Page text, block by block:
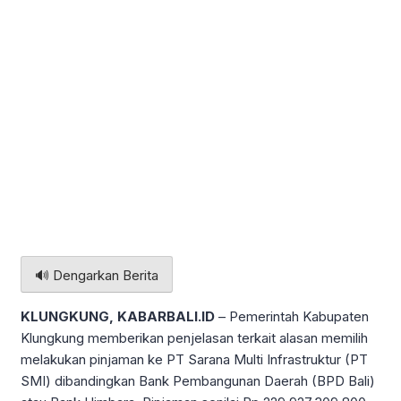
🔊 Dengarkan Berita
KLUNGKUNG, KABARBALI.ID – Pemerintah Kabupaten
Klungkung memberikan penjelasan terkait alasan memilih
melakukan pinjaman ke PT Sarana Multi Infrastruktur (PT
SMI) dibandingkan Bank Pembangunan Daerah (BPD Bali)